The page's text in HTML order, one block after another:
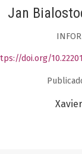
Jan
doi.org/